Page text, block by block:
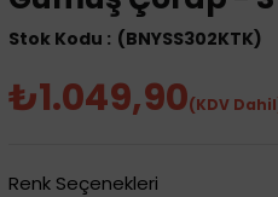
(BNYSS302KTK)
₺1.049,90(KDV
Renk Seçenekleri